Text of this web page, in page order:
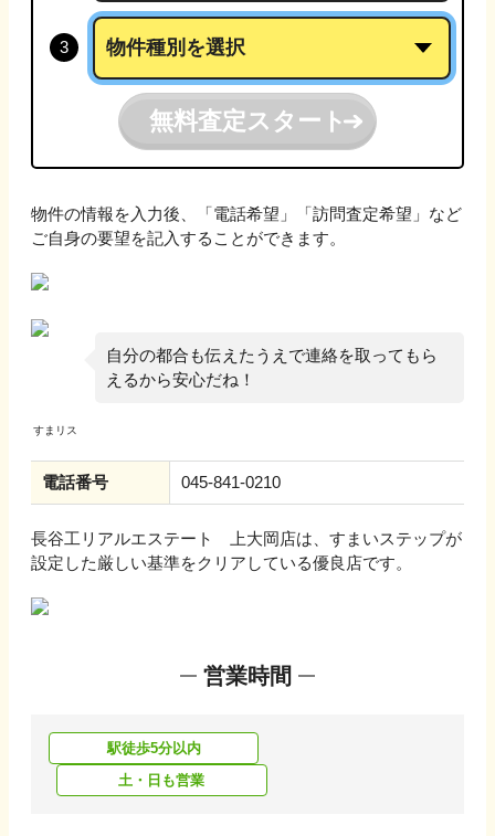
無料査定スタート
物件の情報を入力後、「電話希望」「訪問査定希望」など
ご自身の要望を記入することができます。
自分の都合も伝えたうえで連絡を取ってもら
えるから安心だね！
電話番号 045-841-0210
長谷工リアルエステート 上大岡店は、すまいステップが
設定した厳しい基準をクリアしている優良店です。
営業時間
駅徒歩5分以内
土・日も営業